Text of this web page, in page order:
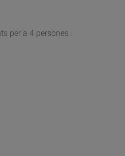
per a 4 persones :